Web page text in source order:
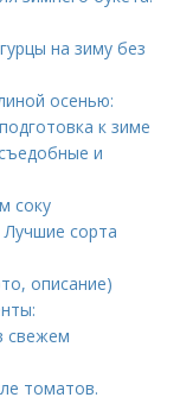
на зиму без
осенью:
к зиме
и
соку
сорта
описание)
свежем
томатов.